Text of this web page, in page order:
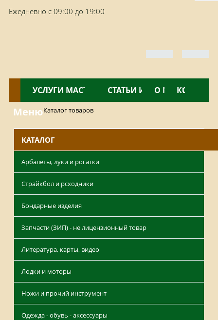
Ежедневно с 09:00 до 19:00
КАТАЛОГ
УСЛУГИ МАСТЕРСКОЙНОВОСТИ
СТАТЬИ И ОБЗОРЫ
О МАГАЗИНЕ
МенюКаталог товаров
КАТАЛОГ
Арбалеты, луки и рогатки
Страйкбол и рсходники
Бондарные изделия
Запчасти (ЗИП) - не лицензионный товар
Литература, карты, видео
Лодки и моторы
Ножи и прочий инструмент
Одежда - обувь - аксессуары